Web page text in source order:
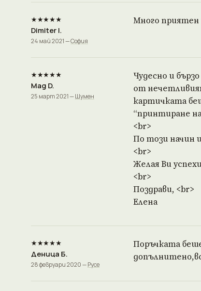
★★★★★
Dimiter I.
24 май 2021 —София
Много приятен
★★★★★
Mag D.
25 март 2021 —Шумен
Чудесно и
от
картичката
“принтиране
<br>
По този начин
<br>
Желая Ви
<br>
Поздрави, <br>
Елена
★★★★★
Деница Б.
28 февруари 2020 —Русе
Поръчката